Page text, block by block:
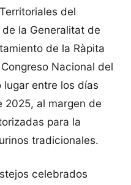
del
la Generalitat de
de la Ràpita
Nacional del
lugar entre los días
2025, al margen de
para la
tradicionales.
celebrados